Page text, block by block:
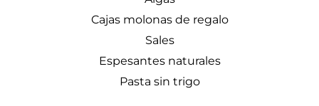
Cajas molonas de regalo
Sales
Espesantes naturales
Pasta sin trigo